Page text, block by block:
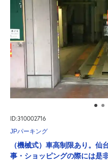
ID:310002716
JPパーキング
（機械式）車高制限あり。
事・ショッピングの際には是